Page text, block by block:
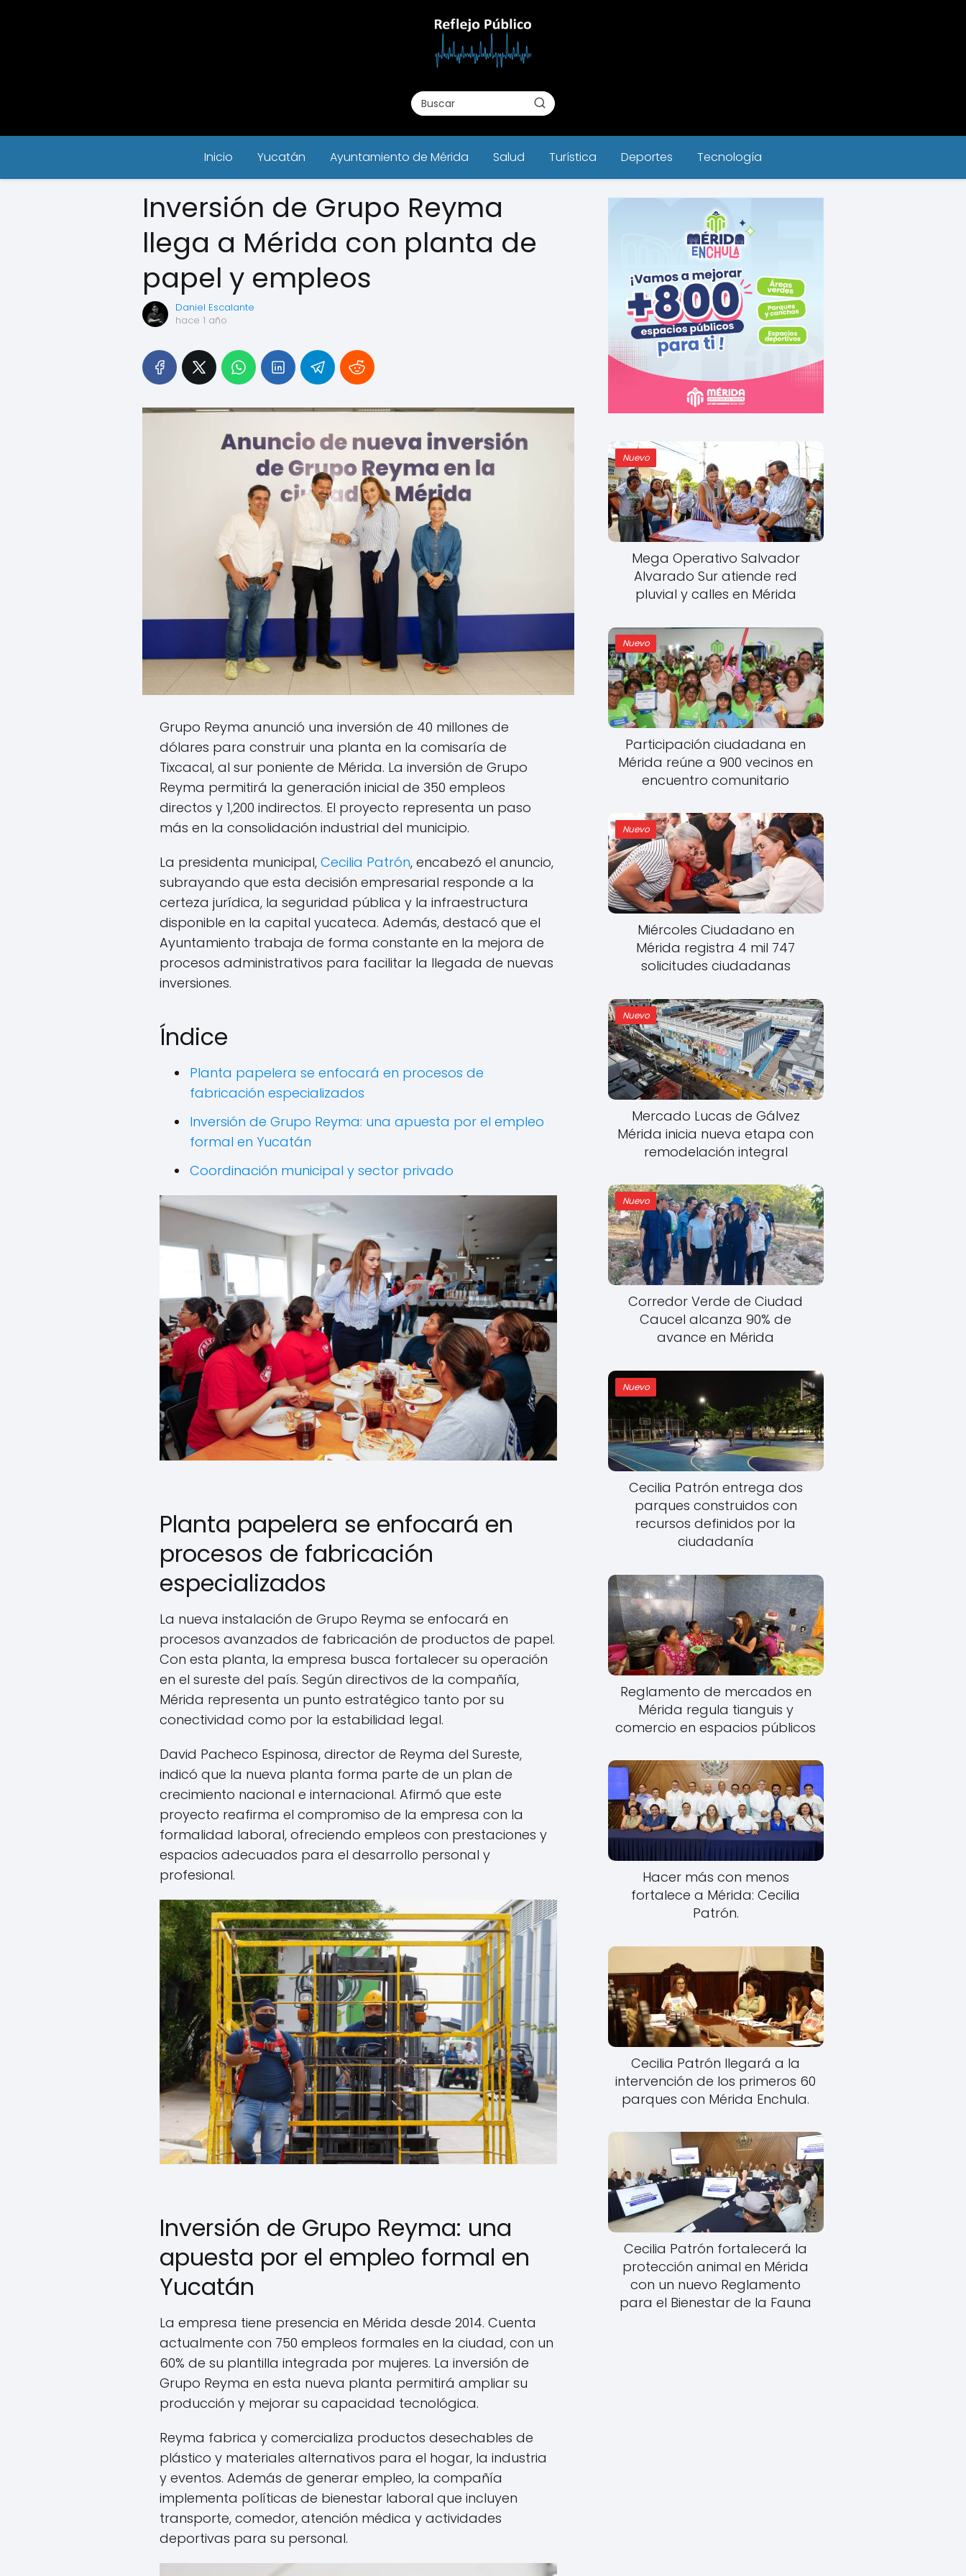
Inicio Yucatán Ayuntamiento de Mérida Salud Turística Deportes Tecnología
Inversión de Grupo Reyma
llega a Mérida con planta de
papel y empleos
Daniel Escalante
hace 1 año
Grupo Reyma anunció una inversión de 40 millones de
dólares para construir una planta en la comisaría de
Tixcacal, al sur poniente de Mérida. La inversión de Grupo
Reyma permitirá la generación inicial de 350 empleos
directos y 1,200 indirectos. El proyecto representa un paso
más en la consolidación industrial del municipio.
La presidenta municipal, Cecilia Patrón, encabezó el anuncio,
subrayando que esta decisión empresarial responde a la
certeza jurídica, la seguridad pública y la infraestructura
disponible en la capital yucateca. Además, destacó que el
Ayuntamiento trabaja de forma constante en la mejora de
procesos administrativos para facilitar la llegada de nuevas
inversiones.
Índice
Planta papelera se enfocará en procesos de
fabricación especializados
Inversión de Grupo Reyma: una apuesta por el empleo
formal en Yucatán
Coordinación municipal y sector privado
Planta papelera se enfocará en
procesos de fabricación
especializados
La nueva instalación de Grupo Reyma se enfocará en
procesos avanzados de fabricación de productos de papel.
Con esta planta, la empresa busca fortalecer su operación
en el sureste del país. Según directivos de la compañía,
Mérida representa un punto estratégico tanto por su
conectividad como por la estabilidad legal.
David Pacheco Espinosa, director de Reyma del Sureste,
indicó que la nueva planta forma parte de un plan de
crecimiento nacional e internacional. Afirmó que este
proyecto reafirma el compromiso de la empresa con la
formalidad laboral, ofreciendo empleos con prestaciones y
espacios adecuados para el desarrollo personal y
profesional.
Inversión de Grupo Reyma: una
apuesta por el empleo formal en
Yucatán
La empresa tiene presencia en Mérida desde 2014. Cuenta
actualmente con 750 empleos formales en la ciudad, con un
60% de su plantilla integrada por mujeres. La inversión de
Grupo Reyma en esta nueva planta permitirá ampliar su
producción y mejorar su capacidad tecnológica.
Reyma fabrica y comercializa productos desechables de
plástico y materiales alternativos para el hogar, la industria
y eventos. Además de generar empleo, la compañía
implementa políticas de bienestar laboral que incluyen
transporte, comedor, atención médica y actividades
deportivas para su personal.
Nuevo
Mega Operativo Salvador
Alvarado Sur atiende red
pluvial y calles en Mérida
Nuevo
Participación ciudadana en
Mérida reúne a 900 vecinos en
encuentro comunitario
Nuevo
Miércoles Ciudadano en
Mérida registra 4 mil 747
solicitudes ciudadanas
Nuevo
Mercado Lucas de Gálvez
Mérida inicia nueva etapa con
remodelación integral
Nuevo
Corredor Verde de Ciudad
Caucel alcanza 90% de
avance en Mérida
Nuevo
Cecilia Patrón entrega dos
parques construidos con
recursos definidos por la
ciudadanía
Reglamento de mercados en
Mérida regula tianguis y
comercio en espacios públicos
Hacer más con menos
fortalece a Mérida: Cecilia
Patrón.
Cecilia Patrón llegará a la
intervención de los primeros 60
parques con Mérida Enchula.
Cecilia Patrón fortalecerá la
protección animal en Mérida
con un nuevo Reglamento
para el Bienestar de la Fauna